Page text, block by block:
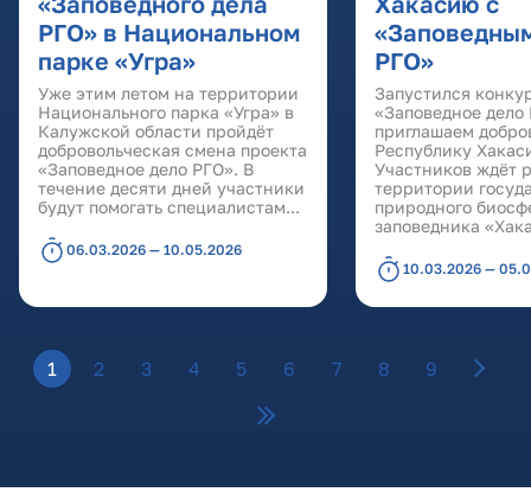
РГО» в Национальном
парке «Угра»
Уже этим летом на территории
Национального парка «Угра» в
Калужской области пройдёт
добровольческая смена проекта
«Заповедное дело РГО». В
течение десяти дней участники
будут помогать специалистам...
06.03.2026 — 10.05.2026
РГО»
Запустился
«Заповедное
приглашаем
Республику
Участников ждёт
территории
природного
заповедника
10.03.2026 —
1 2 3 4 5 6 7 8 9